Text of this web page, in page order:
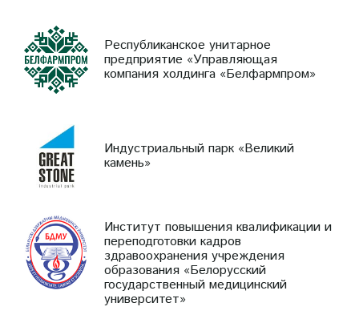
Республиканское унитарное
предприятие «Управляющая
компания холдинга «Белфармпром»
Индустриальный парк «Великий
камень»
Институт повышения квалификации и
переподготовки кадров
здравоохранения учреждения
образования «Белорусский
государственный медицинский
университет»